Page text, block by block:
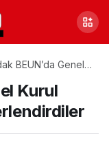
BEUN’da Genel
Kurul
Paylaş